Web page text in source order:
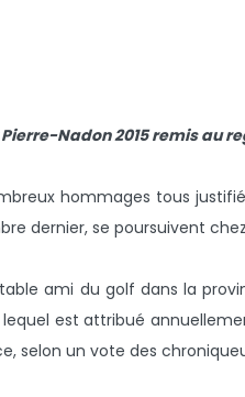
Pierre-Nadon 2015 remis au
hommages tous
dernier, se poursuivent
ami du golf dans la
lequel est attribué
selon un vote des